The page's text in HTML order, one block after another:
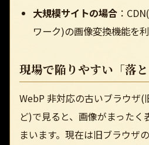
大規模サイトの場合：
ワーク)の画像変換機能を利
現場で陥りやすい「落と
WebP 非対応の古いブラウザ(
ど)で見ると、画像がまったく
まいます。現在は旧ブラウザ